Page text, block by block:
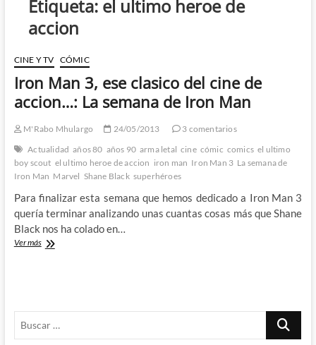
Etiqueta: el ultimo heroe de
accion
CINE Y TV CÓMIC
Iron Man 3, ese clasico del cine de
accion…: La semana de Iron Man
M'Rabo Mhulargo 24/05/2013
3 comentarios
Actualidad años 80 años 90 arma letal cine cómic comics el ultimo
boy scout el ultimo heroe de accion iron man Iron Man 3 La semana de
Iron Man Marvel Shane Black superhéroes
Para finalizar esta semana que hemos dedicado a Iron Man 3
quería terminar analizando unas cuantas cosas más que Shane
Black nos ha colado en…
Ver másIron
de
Buscar